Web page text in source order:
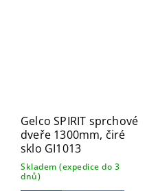
Gelco SPIRIT sprchové
dveře 1300mm, čiré
sklo GI1013
Skladem (expedice do 3
dnů)